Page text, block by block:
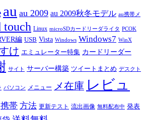
au au 2009 au 2009秋冬モデル au携帯メ
touch Linux microSDカードリーダライタ PCOK
編 USB Vista Windows Windows7 WinX
け エミュレーター特集 カードリーダー
サイト サーバー構築 ツイートまとめ デスクト
パソコン メニュー メ在庫 レビュ
携帯 方法 更新テスト 流出画像 無料配布中 発表